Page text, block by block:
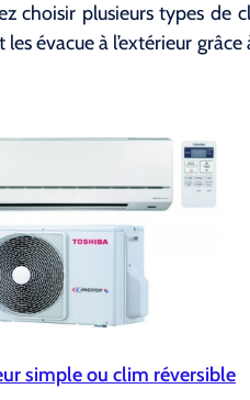
plusieurs types de
évacue à l’extérieur
simple ou clim réversible